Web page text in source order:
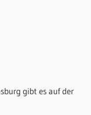
gibt es auf der